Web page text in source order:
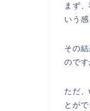
まず
いう
その
のです
ただ
とが